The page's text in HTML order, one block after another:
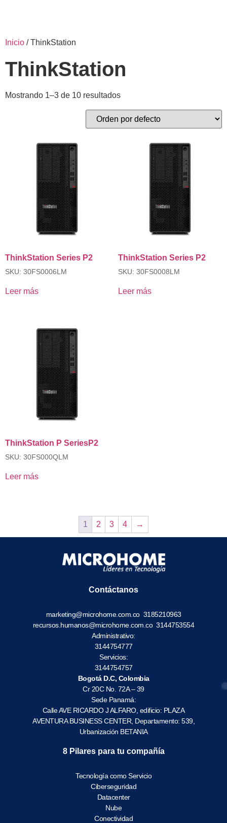
Inicio / ThinkStation
ThinkStation
Mostrando 1–3 de 10 resultados
ThinkStation Series P2
SKU: 30FS0006LM
Leer más
ThinkStation Series P2
SKU: 30FS0008LM
Leer más
ThinkStation P SeriesP2
SKU: 30FS000QLM
Leer más
1 2 3 4 →
Contáctanos
marketing@microhome.com.co 3185210963
recursos.humanos@microhome.com.co3144753554
Administrativo:
3144754777
Servicios:
3144754757
Bogotá D.C, Colombia
Cr 20C No. 72A – 39
Sede Panamá:
Calle AVE RICARDO J ALFARO, edificio: PLAZA
AVENTURA BUSINESS CENTER, Departamento: 539,
Urbanización BETANIA
8 Pilares para tu compañía
Tecnología como Servicio
Ciberseguridad
Datacenter
Nube
Conectividad